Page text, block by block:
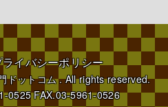
ライバシーポリシー
ドットコム. All rights reserved.
0525 FAX.03-5961-0526